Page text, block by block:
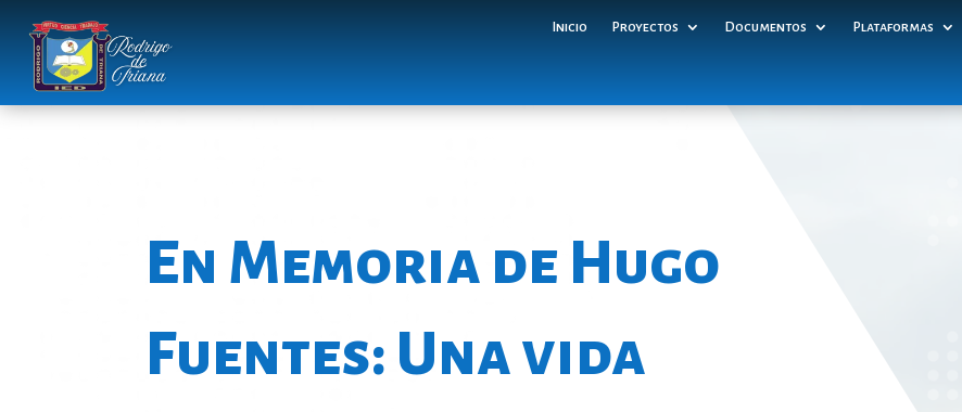
Inicio Proyectos Documentos Plataformas
En Memoria de Hugo
Fuentes: Una vida